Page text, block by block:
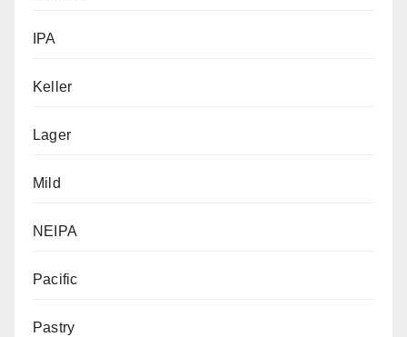
IPA
Keller
Lager
Mild
NEIPA
Pacific
Pastry